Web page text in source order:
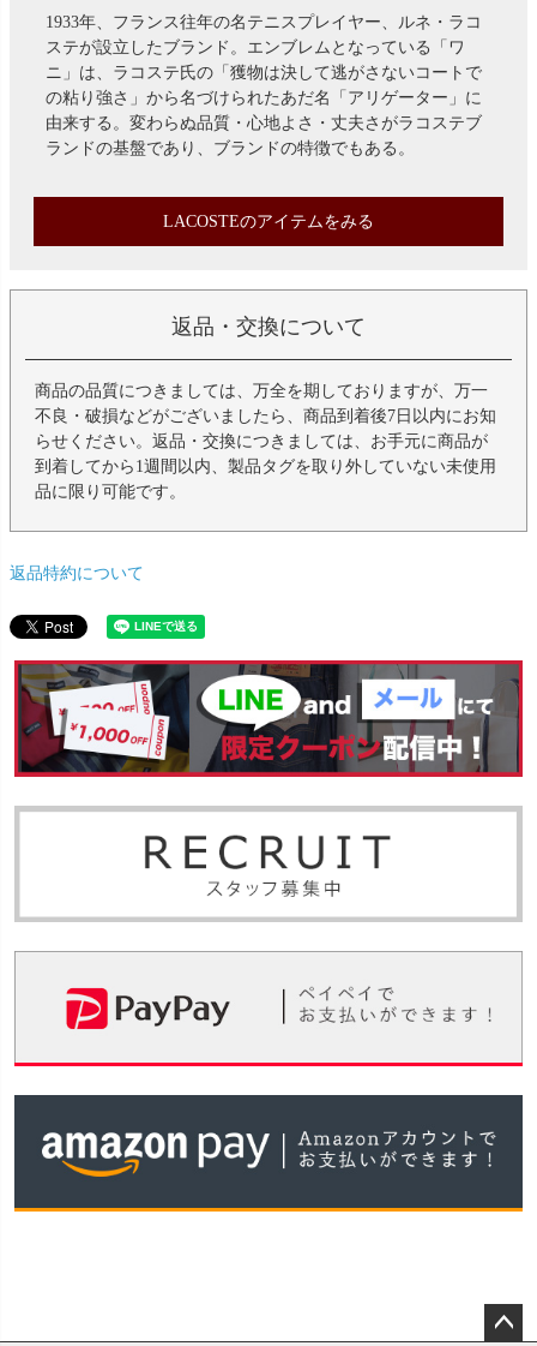
1933年、フランス往年の名テニスプレイヤー、ルネ・ラコ
ステが設立したブランド。エンブレムとなっている「ワ
ニ」は、ラコステ氏の「獲物は決して逃がさないコートで
の粘り強さ」から名づけられたあだ名「アリゲーター」に
由来する。変わらぬ品質・心地よさ・丈夫さがラコステブ
ランドの基盤であり、ブランドの特徴でもある。
LACOSTEのアイテムをみる
返品・交換について
商品の品質につきましては、万全を期しておりますが、万一
不良・破損などがございましたら、商品到着後7日以内にお知
らせください。返品・交換につきましては、お手元に商品が
到着してから1週間以内、製品タグを取り外していない未使用
品に限り可能です。
返品特約について